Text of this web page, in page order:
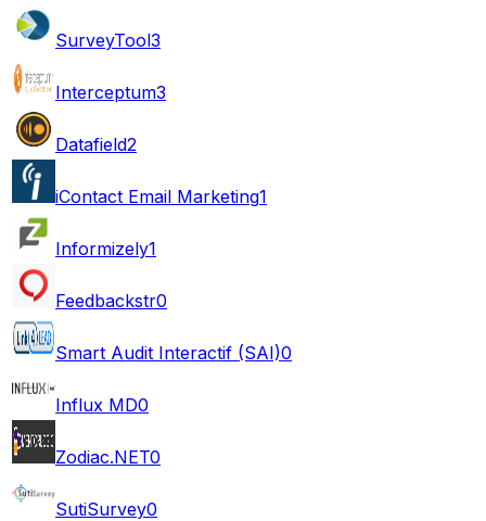
SurveyTool3
Interceptum3
Datafield2
iContact Email Marketing1
Informizely1
Feedbackstr0
Smart Audit Interactif (SAI)0
Influx MD0
Zodiac.NET0
SutiSurvey0